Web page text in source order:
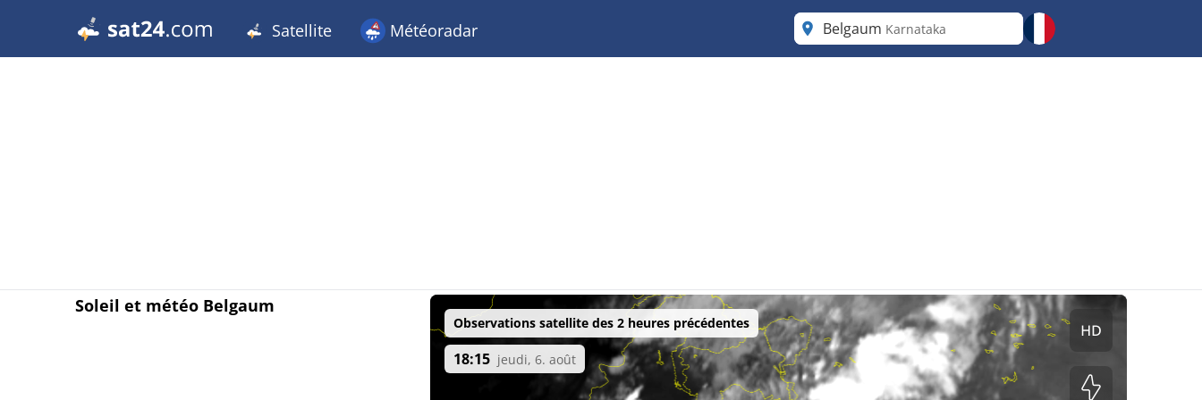
Satellite Météoradar Belgaum Karnataka
Soleil et météo Belgaum
Observations satellite des 2 heures précédentes
18:15 jeudi, 6. août